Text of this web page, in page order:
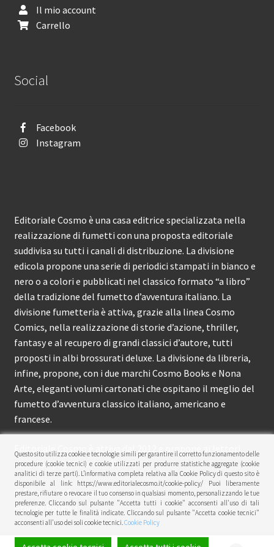
Il mio account
Carrello
Social
Facebook
Instagram
Editoriale Cosmo è una casa editrice specializzata nella
realizzazione di fumetti con una proposta editoriale
suddivisa su tutti i canali di distribuzione. La divisione
edicola propone una serie di periodici stampati in bianco e
nero o a colori e pubblicati nel classico formato “a libro”
della tradizione del fumetto d’avventura italiano. La
divisione fumetteria è attiva, grazie alla linea Cosmo
Comics, nella realizzazione di storie d’azione, thriller,
fantasy e al recupero di grandi classici d’autore, tutti
proposti in albi brossurati deluxe. La divisione da libreria,
infine, propone, con i due marchi Cosmo Books e Nona
Arte, eleganti volumi cartonati che ospitano il meglio del
fumetto d’avventura classico italiano, americano e
francese.
Editoriale Cosmo è attiva dal 2012 e propone ai lettori
circa 150 pubblicazioni l’anno.
© Editoriale Cosmo 2026
Privacy Policy
Questo sito utilizza cookie e tecnologie simili per garantire il corretto funzionamento delle
procedure (cookie tecnici) e cookie utilizzati per produrre statistiche aggregate (cookie
analitici di terze parti). L’informativa completa relativa alla Cookie Policy di questo sito è
disponibile al link: https://www.editorialecosmo.it/cookie-policy/ Puoi liberamente
prestare, rifiutare o revocare il tuo consenso in qualsiasi momento, personalizzando le tue
preferenze. Cliccando sul pulsante "Accetta tutti i cookie" acconsenti all'uso di tali
tecnologie per tutte le finalità indicate. Cliccando sul pulsante "Accetta cookie tecnici"
acconsenti all'uso dei soli cookie tecnici.Cookie Policy